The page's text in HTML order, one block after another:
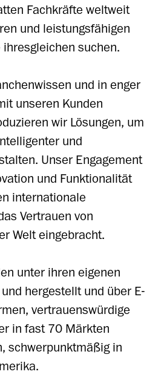
Fachkräfte weltweit
und leistungsfähigen
suchen.
und in enger
unseren Kunden
wir Lösungen, um
und
Unser Engagement
und Funktionalität
internationale
Vertrauen von
Welt eingebracht.
unter ihren eigenen
hergestellt und über E-
vertrauenswürdige
in fast 70 Märkten
schwerpunktmäßig in